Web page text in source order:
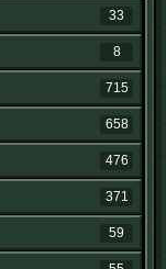
33
8
715
658
476
371
59